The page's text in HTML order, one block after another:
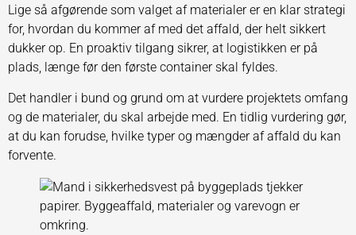
Lige så afgørende som valget af materialer er en klar strategi
for, hvordan du kommer af med det affald, der helt sikkert
dukker op. En proaktiv tilgang sikrer, at logistikken er på
plads, længe før den første container skal fyldes.
Det handler i bund og grund om at vurdere projektets omfang
og de materialer, du skal arbejde med. En tidlig vurdering gør,
at du kan forudse, hvilke typer og mængder af affald du kan
forvente.